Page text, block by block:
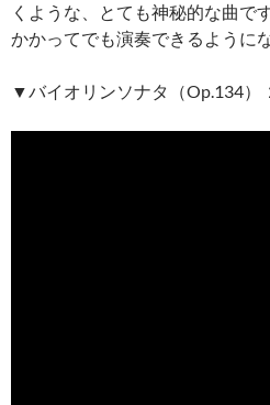
くような、とても神秘的な曲で
かかってでも演奏できるように
▼バイオリンソナタ（Op.134）